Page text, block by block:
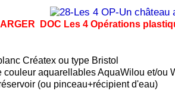
DOC Les 4 Opérations
Créatex ou type Bristol
couleur aquarellables AquaWilou et/ou
(ou pinceau+récipient d'eau)